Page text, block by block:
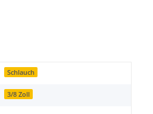
Schlauch
3/8 Zoll